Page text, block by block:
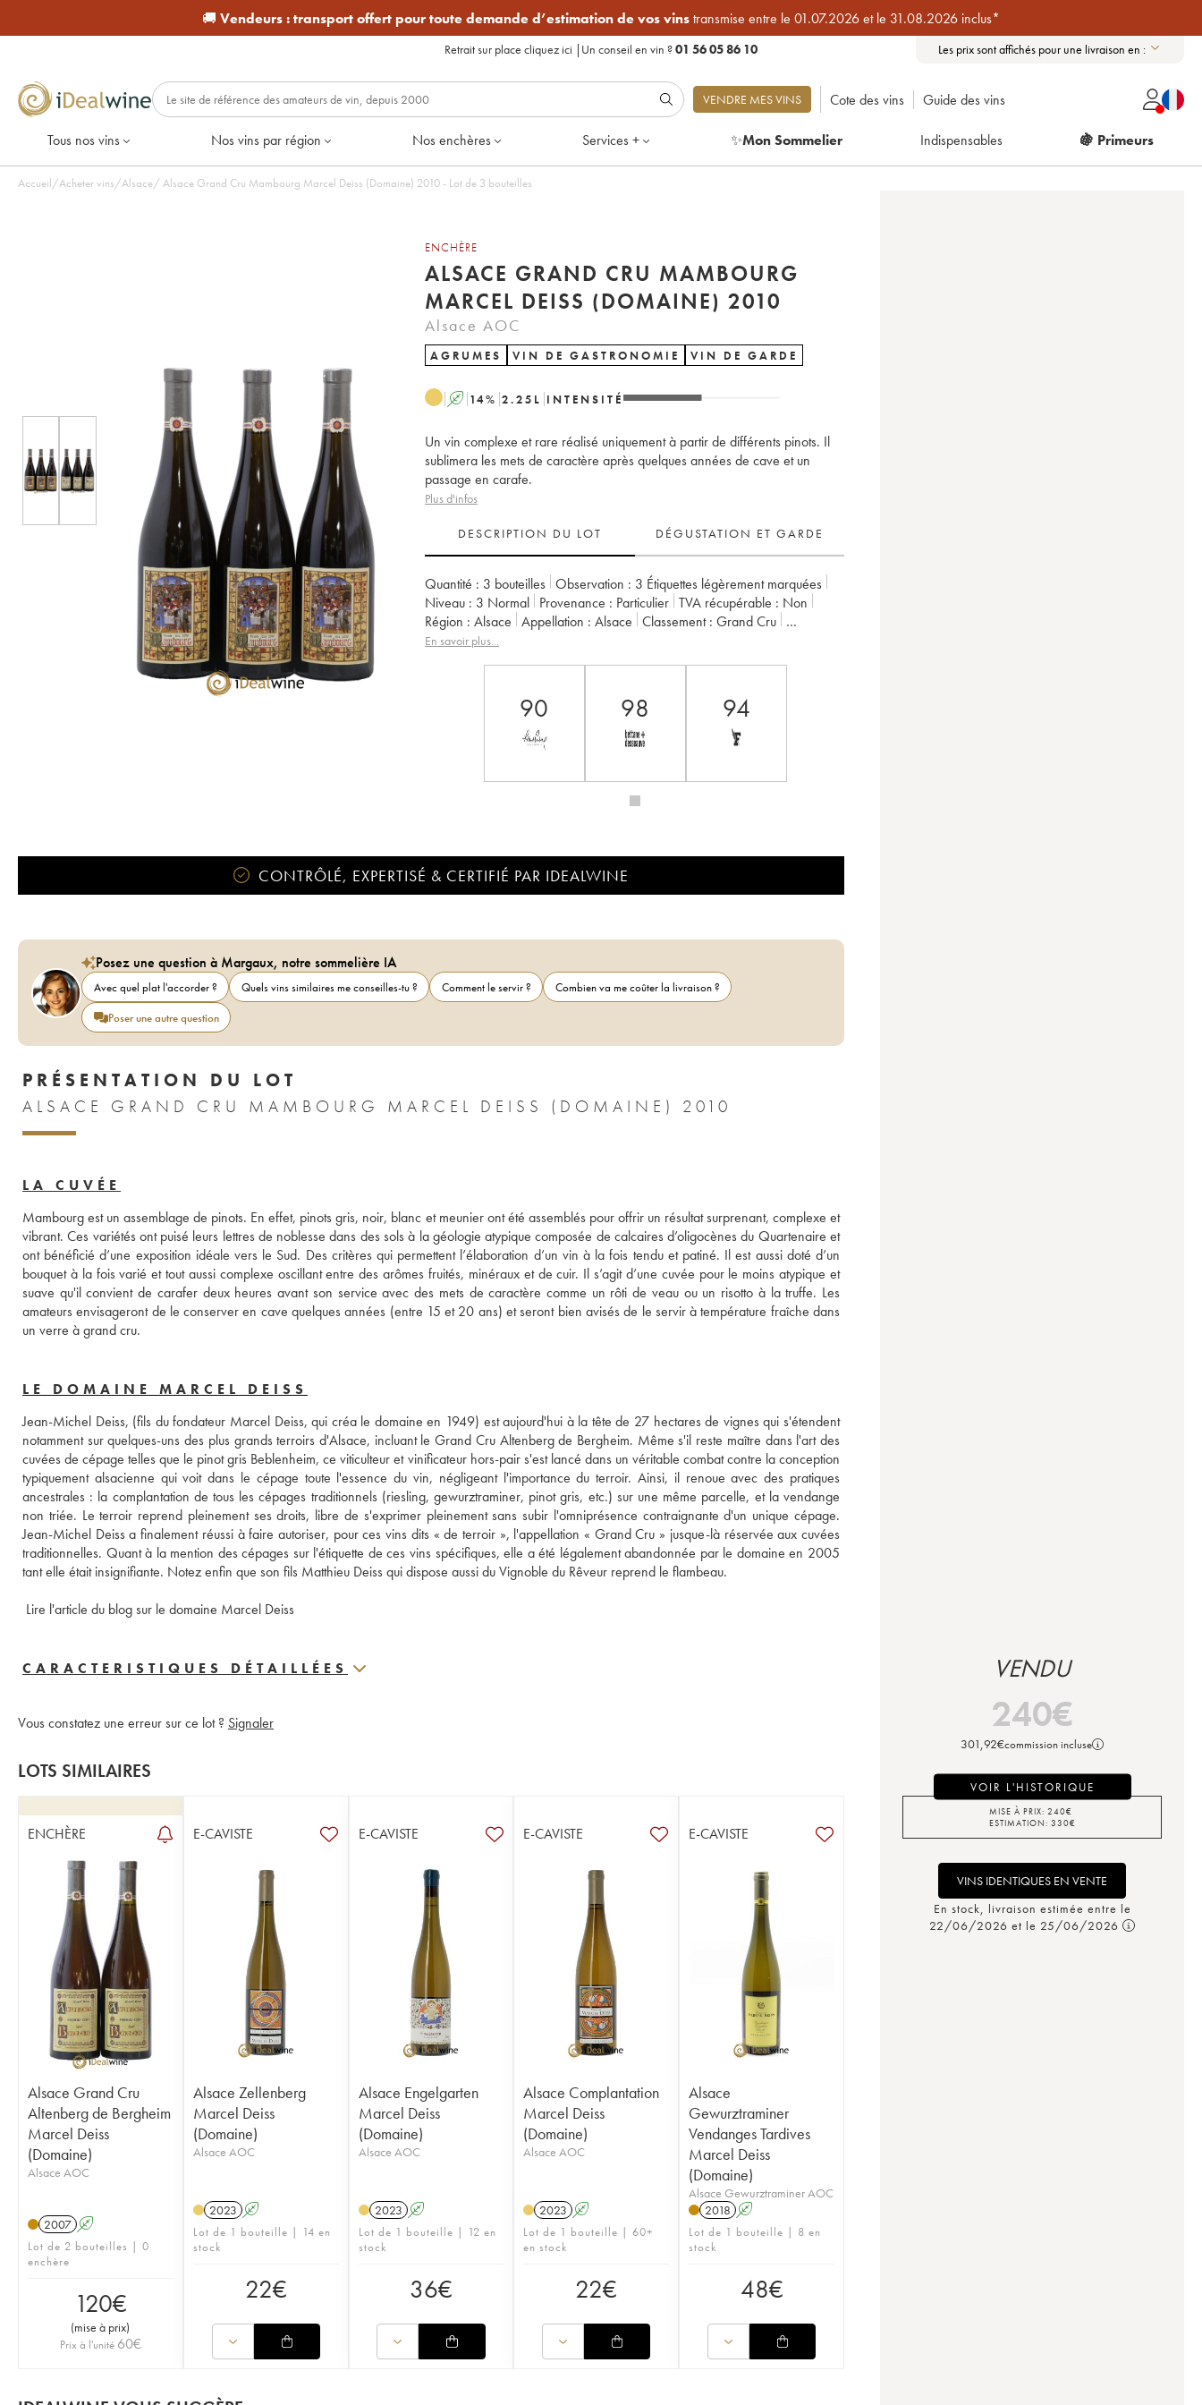
🚚 Vendeurs :transport offert pour toute demande d’estimation de vos vinstransmise entre le 01.07.2026 et le 31.08.2026 inclus*
Retrait sur place cliquez ici | Un conseil en vin ?01 56 05 86 10 Les prix sont affichés pour une livraison en :
VENDRE MES VINS Cote des vins Guide des vins
Tous nos vins Nos vins par région Nos enchères Services + ✨Mon Sommelier Indispensables 🍇 Primeurs
Accueil/Acheter vins/Alsace/ Alsace Grand Cru Mambourg Marcel Deiss (Domaine) 2010 - Lot de 3 bouteilles
ENCHÈRE
ALSACE GRAND CRU MAMBOURG
MARCEL DEISS (DOMAINE) 2010
Alsace AOC
AGRUMES VIN DE GASTRONOMIE VIN DE GARDE
A 14% 2.25 L INTENSITÉ
Un vin complexe et rare réalisé uniquement à partir de différents pinots. Il
sublimera les mets de caractère après quelques années de cave et un
passage en carafe.
Plus d'infos
DESCRIPTION DU LOT DÉGUSTATION ET GARDE
Quantité : 3 bouteilles Observation : 3 Étiquettes légèrement marquées
Niveau : 3 Normal Provenance : particulier TVA récupérable :
non
Région :
Alsace Appellation : Alsace Classement :
Grand Cru
Propriétaire :
En savoir plus...
90 98 94
CONTRÔLÉ, EXPERTISÉ & CERTIFIÉ PAR IDEALWINE
Posez une question à Margaux, notre sommelière IA
Avec quel plat l'accorder ? Quels vins similaires me conseilles-tu ? Comment le servir ?
Combien va me coûter la livraison ?
Poser une autre question
PRÉSENTATION DU LOT
ALSACE GRAND CRU MAMBOURG MARCEL DEISS (DOMAINE) 2010
LA CUVÉE
Mambourg est un assemblage de pinots. En effet, pinots gris, noir, blanc et meunier ont été assemblés pour offrir un résultat surprenant, complexe et
vibrant. Ces variétés ont puisé leurs lettres de noblesse dans des sols à la géologie atypique composée de calcaires d’oligocènes du Quartenaire et
ont bénéficié d’une exposition idéale vers le Sud. Des critères qui permettent l’élaboration d’un vin à la fois tendu et patiné. Il est aussi doté d’un
bouquet à la fois varié et tout aussi complexe oscillant entre des arômes fruités, minéraux et de cuir. Il s’agit d’une cuvée pour le moins atypique et
suave qu'il convient de carafer deux heures avant son service avec des mets de caractère comme un rôti de veau ou un risotto à la truffe. Les
amateurs envisageront de le conserver en cave quelques années (entre 15 et 20 ans) et seront bien avisés de le servir à température fraîche dans
un verre à grand cru.
LE DOMAINE MARCEL DEISS
Jean-Michel Deiss, (fils du fondateur Marcel Deiss, qui créa le domaine en 1949) est aujourd'hui à la tête de 27 hectares de vignes qui s'étendent
notamment sur quelques-uns des plus grands terroirs d'Alsace, incluant le Grand Cru Altenberg de Bergheim. Même s'il reste maître dans l'art des
cuvées de cépage telles que le pinot gris Beblenheim, ce viticulteur et vinificateur hors-pair s'est lancé dans un véritable combat contre la conception
typiquement alsacienne qui voit dans le cépage toute l'essence du vin, négligeant l'importance du terroir. Ainsi, il renoue avec des pratiques
ancestrales : la complantation de tous les cépages traditionnels (riesling, gewurztraminer, pinot gris, etc.) sur une même parcelle, et la vendange
non triée. Le terroir reprend pleinement ses droits, libre de s'exprimer pleinement sans subir l'omniprésence contraignante d'un unique cépage.
Jean-Michel Deiss a finalement réussi à faire autoriser, pour ces vins dits « de terroir », l'appellation « Grand Cru » jusque-là réservée aux cuvées
traditionnelles. Quant à la mention des cépages sur l'étiquette de ces vins spécifiques, elle a été légalement abandonnée par le domaine en 2005
tant elle était insignifiante. Notez enfin que son fils Matthieu Deiss qui dispose aussi du Vignoble du Rêveur reprend le flambeau.
Lire l'article du blog sur le domaine Marcel Deiss
CARACTERISTIQUES DÉTAILLÉES
Vous constatez une erreur sur ce lot ? Signaler
LOTS SIMILAIRES
ENCHÈRE
Alsace Grand Cru
Altenberg de Bergheim
Marcel Deiss
(Domaine)
Alsace AOC
2007 A
Lot de 2 bouteilles | 0
enchère
120€
(mise à prix)
Prix à l'unité 60€
E-CAVISTE
Alsace Zellenberg
Marcel Deiss
(Domaine)
Alsace AOC
2023 A
Lot de 1 bouteille | 14 en
stock
22€
E-CAVISTE
Alsace Engelgarten
Marcel Deiss
(Domaine)
Alsace AOC
2023 A
Lot de 1 bouteille | 12 en
stock
36€
E-CAVISTE
Alsace Complantation
Marcel Deiss
(Domaine)
Alsace AOC
2023 A
Lot de 1 bouteille | 60+
en stock
22€
E-CAVISTE
Alsace
Gewurztraminer
Vendanges Tardives
Marcel Deiss
(Domaine)
Alsace Gewurztraminer AOC
2018 A
Lot de 1 bouteille | 8 en
stock
48€
VENDU
240€
301,92€commission incluse
VOIR L'HISTORIQUE
MISE À PRIX: 240€
ESTIMATION: 330€
VINS IDENTIQUES EN VENTE
En stock, livraison estimée entre le
22/06/2026 et le 25/06/2026